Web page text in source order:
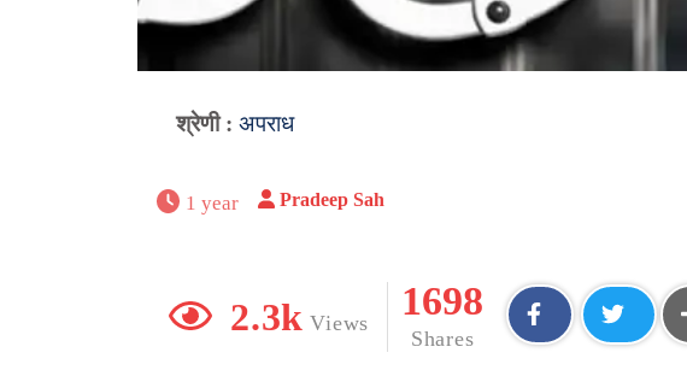
श्रेणी : अपराध
1 year Pradeep Sah
2.3k Views
1698
Shares